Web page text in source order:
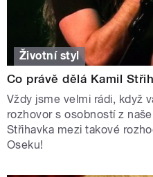
Životní styl
Co právě dělá Kamil
Vždy jsme velmi rádi, když
rozhovor s osobností z
Střihavka mezi takové
Oseku!